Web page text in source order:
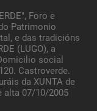
Foro e
Patrimonio
e das tradicións
(LUGO), a
social
Castroverde.
da XUNTA de
alta 07/10/2005